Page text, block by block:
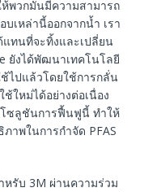
พวกมันมีความสามารถ
บเหล่านี้ออกจากน้ำ เรา
ทนที่จะทิ้งและเปลี่ยน
ยังได้พัฒนาเทคโนโลยี
ไปแล้วโดยใช้การกลั่น
ใหม่ได้อย่างต่อเนื่อง
โซลูชันการฟื้นฟูนี้ ทำให้
าพในการกำจัด PFAS
รับ 3M ผ่านความร่วม